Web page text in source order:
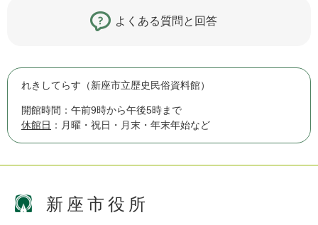
よくある質問と回答
れきしてらす（新座市立歴史民俗資料館）
開館時間：午前9時から午後5時まで
休館日 ：月曜・祝日・月末・年末年始など
新座市役所